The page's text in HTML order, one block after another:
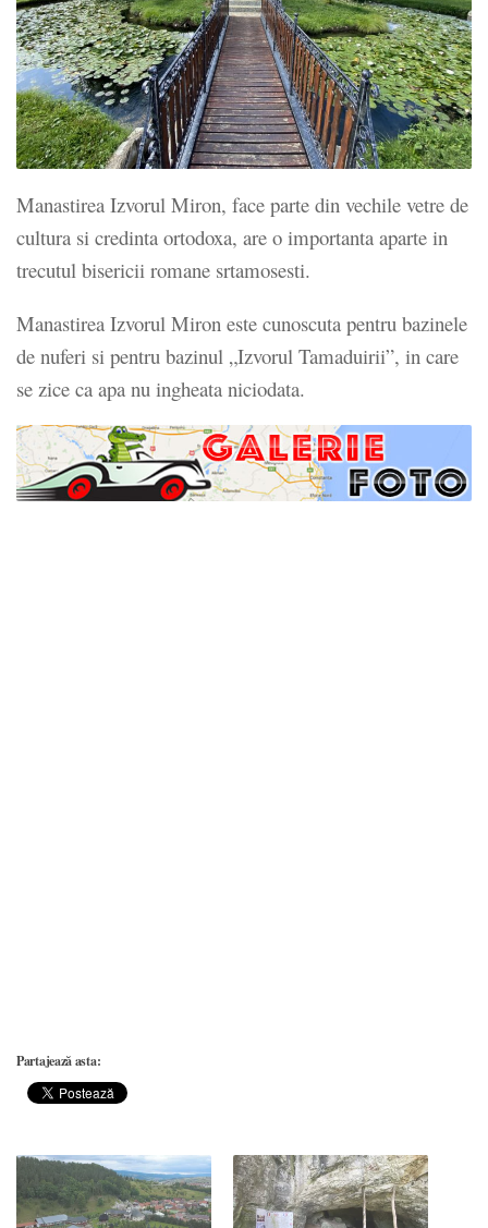
Manastirea Izvorul Miron, face parte din vechile vetre de
cultura si credinta ortodoxa, are o importanta aparte in
trecutul bisericii romane srtamosesti.
Manastirea Izvorul Miron este cunoscuta pentru bazinele
de nuferi si pentru bazinul „Izvorul Tamaduirii”, in care
se zice ca apa nu ingheata niciodata.
Partajează asta: